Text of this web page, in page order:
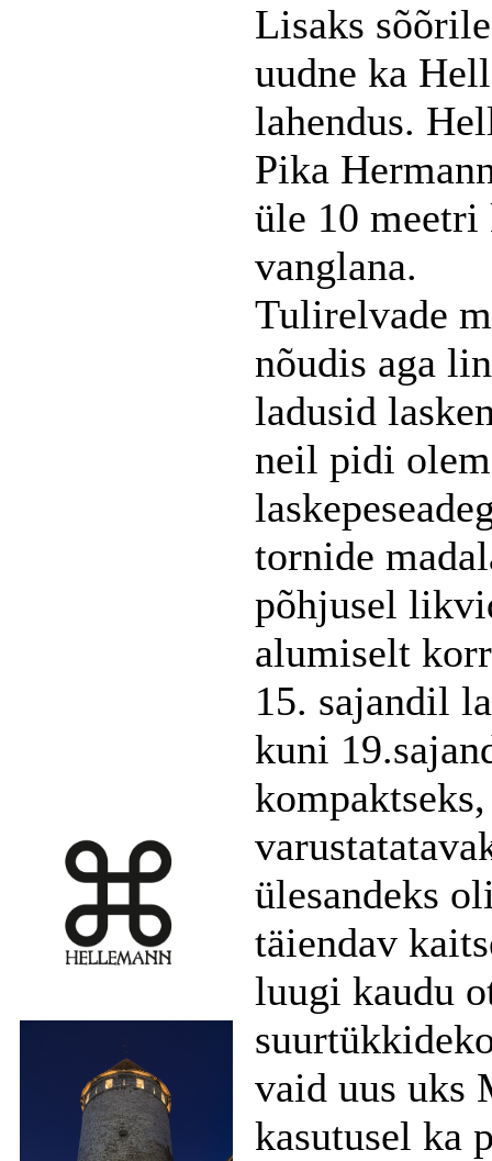
Lisaks
uudne ka
lahendus.
Pika
üle 10 meetri
vanglana.
Tulirelvade
nõudis aga
ladusid
neil pidi
tornide
põhjusel
alumiselt
15. sajandil
kuni
ülesandeks
täiendav
luugi kaudu
vaid uus uks
kasutusel ka